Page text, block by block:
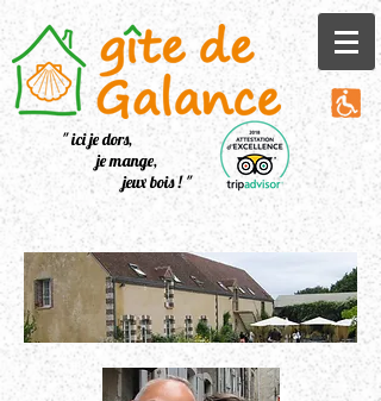
" ici je dors,
je mange,
jeux bois ! "